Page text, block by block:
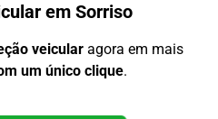
em Sorriso
veicular agora em mais
um único clique.